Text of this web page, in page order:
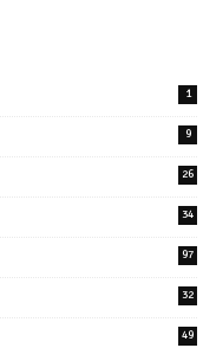
1
9
26
34
97
32
49